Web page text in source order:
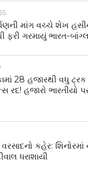
માંગ વચ્ચે શેખ
ફરી ગરમાયું ભારત-
28 હજારથી વધુ ટ્રક
રદ! હજારો ભારતીયો
વરસાદનો કહેર: શિનોરમાં
ધરાશાયી